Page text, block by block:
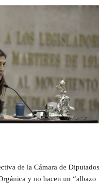
de la Cámara de
y no hacen un “albazo